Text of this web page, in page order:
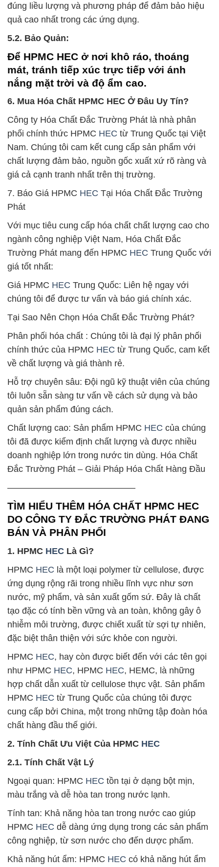
đúng liều lượng và phương pháp để đảm bảo hiệu
quả cao nhất trong các ứng dụng.
5.2. Bảo Quản:
Để HPMC HEC ở nơi khô ráo, thoáng
mát, tránh tiếp xúc trực tiếp với ánh
nắng mặt trời và độ ẩm cao.
6. Mua Hóa Chất HPMC HEC Ở Đâu Uy Tín?
Công ty Hóa Chất Đắc Trường Phát là nhà phân
phối chính thức HPMC HEC từ Trung Quốc tại Việt
Nam. Chúng tôi cam kết cung cấp sản phẩm với
chất lượng đảm bảo, nguồn gốc xuất xứ rõ ràng và
giá cả cạnh tranh nhất trên thị trường.
7. Báo Giá HPMC HEC Tại Hóa Chất Đắc Trường
Phát
Với mục tiêu cung cấp hóa chất chất lượng cao cho
ngành công nghiệp Việt Nam, Hóa Chất Đắc
Trường Phát mang đến HPMC HEC Trung Quốc với
giá tốt nhất:
Giá HPMC HEC Trung Quốc: Liên hệ ngay với
chúng tôi để được tư vấn và báo giá chính xác.
Tại Sao Nên Chọn Hóa Chất Đắc Trường Phát?
Phân phối hóa chất : Chúng tôi là đại lý phân phối
chính thức của HPMC HEC từ Trung Quốc, cam kết
về chất lượng và giá thành rẻ.
Hỗ trợ chuyên sâu: Đội ngũ kỹ thuật viên của chúng
tôi luôn sẵn sàng tư vấn về cách sử dụng và bảo
quản sản phẩm đúng cách.
Chất lượng cao: Sản phẩm HPMC HEC của chúng
tôi đã được kiểm định chất lượng và được nhiều
doanh nghiệp lớn trong nước tin dùng. Hóa Chất
Đắc Trường Phát – Giải Pháp Hóa Chất Hàng Đầu
——————————————–
TÌM HIỂU THÊM HÓA CHẤT HPMC HEC
DO CÔNG TY ĐẮC TRƯỜNG PHÁT ĐANG
BÁN VÀ PHÂN PHỐI
1. HPMC HEC Là Gì?
HPMC HEC là một loại polymer từ cellulose, được
ứng dụng rộng rãi trong nhiều lĩnh vực như sơn
nước, mỹ phẩm, và sản xuất gốm sứ. Đây là chất
tạo đặc có tính bền vững và an toàn, không gây ô
nhiễm môi trường, được chiết xuất từ sợi tự nhiên,
đặc biệt thân thiện với sức khỏe con người.
HPMC HEC, hay còn được biết đến với các tên gọi
như HPMC HEC, HPMC HEC, HEMC, là những
hợp chất dẫn xuất từ cellulose thực vật. Sản phẩm
HPMC HEC từ Trung Quốc của chúng tôi được
cung cấp bởi China, một trong những tập đoàn hóa
chất hàng đầu thế giới.
2. Tính Chất Ưu Việt Của HPMC HEC
2.1. Tính Chất Vật Lý
Ngoại quan: HPMC HEC tồn tại ở dạng bột mịn,
màu trắng và dễ hòa tan trong nước lạnh.
Tính tan: Khả năng hòa tan trong nước cao giúp
HPMC HEC dễ dàng ứng dụng trong các sản phẩm
công nghiệp, từ sơn nước cho đến dược phẩm.
Khả năng hút ẩm: HPMC HEC có khả năng hút ẩm